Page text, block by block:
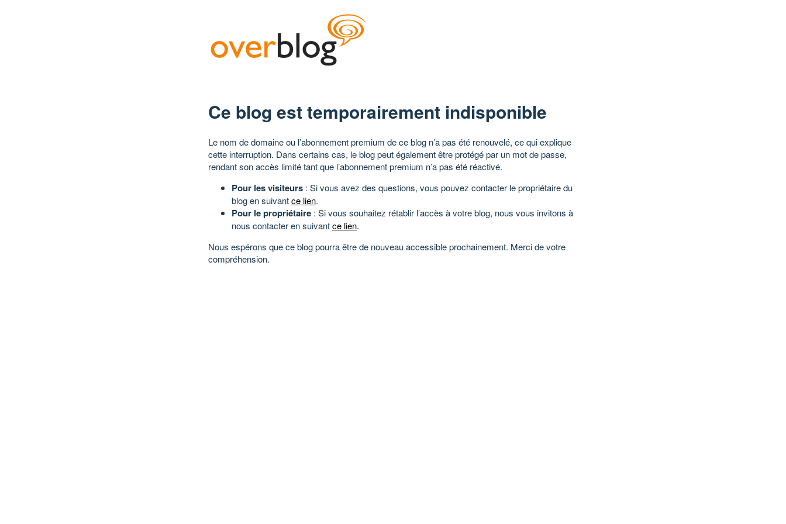
Ce blog est temporairement indisponible
Le nom de domaine ou l’abonnement premium de ce blog n’a pas été renouvelé, ce qui explique
cette interruption. Dans certains cas, le blog peut également être protégé par un mot de passe,
rendant son accès limité tant que l’abonnement premium n’a pas été réactivé.
Pour les visiteurs : Si vous avez des questions, vous pouvez contacter le propriétaire du
blog en suivantce lien.
Pour le propriétaire : Si vous souhaitez rétablir l’accès à votre blog, nous vous invitons à
nous contacter en suivantce lien.
Nous espérons que ce blog pourra être de nouveau accessible prochainement. Merci de votre
compréhension.